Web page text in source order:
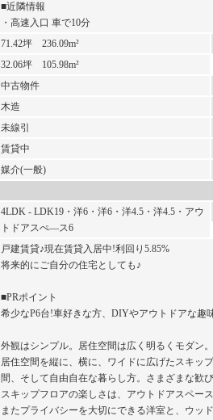
■近隣情報
・高速入口 車で10分
71.42坪 236.09m²
32.06坪 105.98m²
中古物件
木造
未線引
賃貸中
媒介(一般)
4LDK - LDK19・洋6・洋6・洋4.5・洋4.5・アウ
トドアスぺ―ス6
戸建賃貸♪現在賃貸入居中!利回り5.85%
将来的にご自分の住宅としても♪
■PRポイント
希少なP6台!車好きな方、DIYやアウトドアな趣
外観はシンプル。居住空間は広く明るくモダン。
居住空間を縦に、横に、ワイドに広げたスキッ
間、そして自由自在な暮らし方。さまざまな歓
スキップフロアの楽しさは、アウトドアスペー
またプライバシーを大切にできる洋室と、ウッ